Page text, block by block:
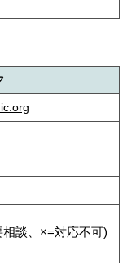
談、×=対応不可)